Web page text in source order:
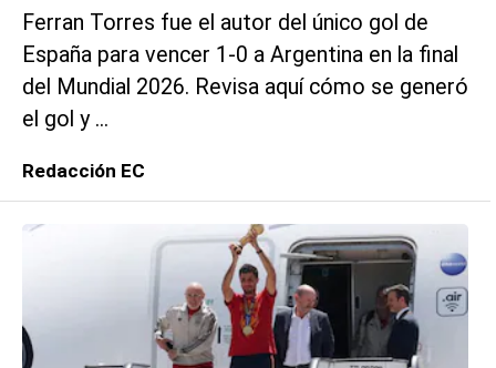
Ferran Torres fue el autor del único gol de
España para vencer 1-0 a Argentina en la final
del Mundial 2026. Revisa aquí cómo se generó
el gol y ...
Redacción EC